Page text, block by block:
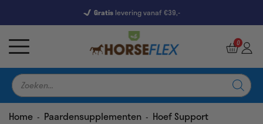
Gratislevering vanaf €39,-
9,5 7245 Reviews
Producten
zoeken
0
Home - Paardensupplementen - Hoef Support